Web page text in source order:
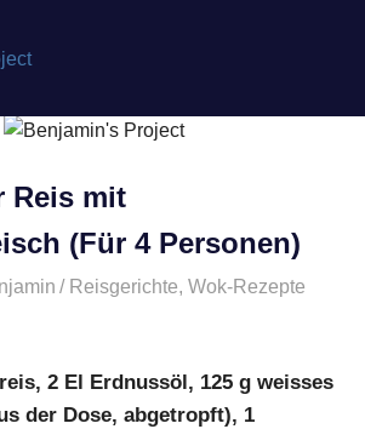
Project
Reis mit
(Für 4 Personen)
Reisgerichte,Wok-Rezepte
2 El Erdnussöl, 125 g weisses
der Dose, abgetropft), 1